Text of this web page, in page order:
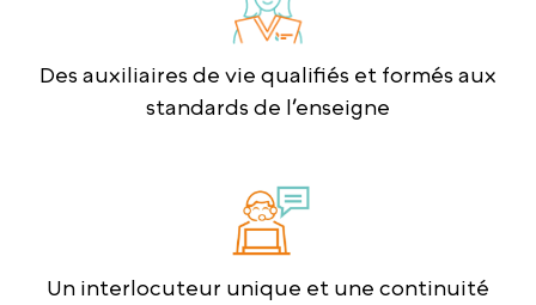
Des auxiliaires de vie qualifiés et formés aux
standards de l’enseigne
Un interlocuteur unique et une continuité